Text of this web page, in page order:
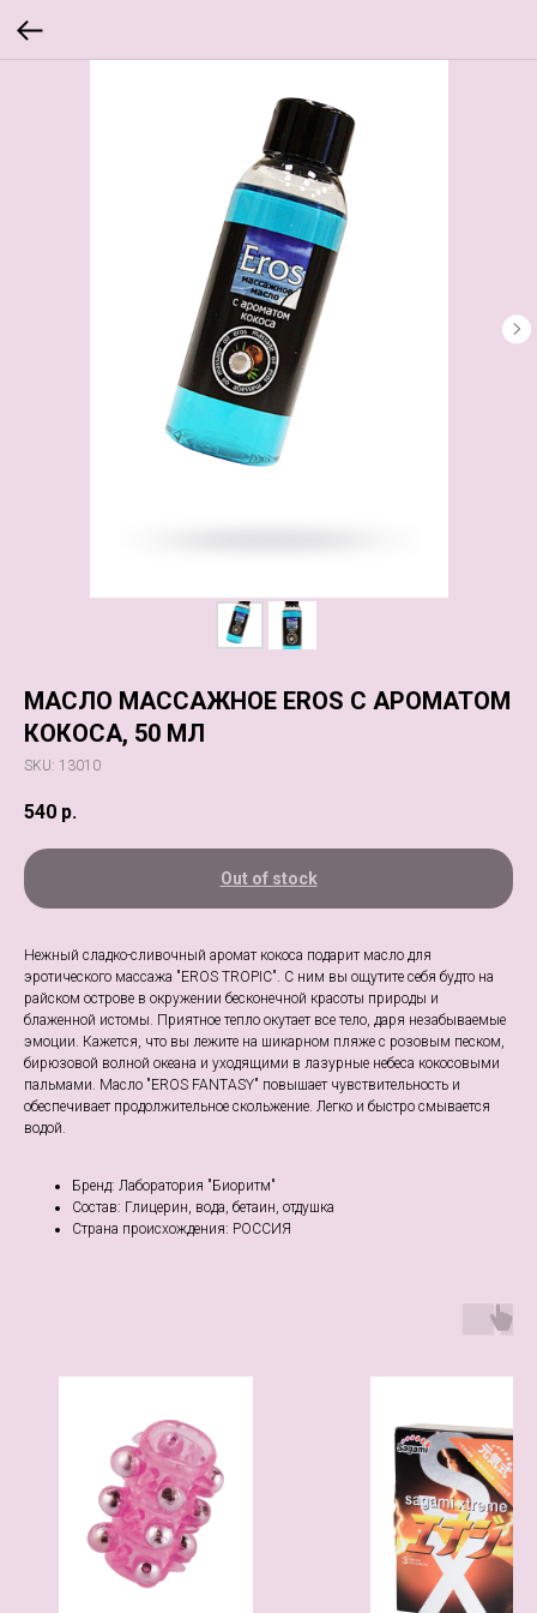
МАСЛО МАССАЖНОЕ EROS C АРОМАТОМ
КОКОСА, 50 МЛ
SKU: 13010
540 р.
Out of stock
Нежный сладко-сливочный аромат кокоса подарит масло для
эротического массажа "EROS TROPIC". С ним вы ощутите себя будто на
райском острове в окружении бесконечной красоты природы и
блаженной истомы. Приятное тепло окутает все тело, даря незабываемые
эмоции. Кажется, что вы лежите на шикарном пляже с розовым песком,
бирюзовой волной океана и уходящими в лазурные небеса кокосовыми
пальмами. Масло "EROS FANTASY" повышает чувствительность и
обеспечивает продолжительное скольжение. Легко и быстро смывается
водой.
Бренд: Лаборатория "Биоритм"
Состав: Глицерин, вода, бетаин, отдушка
Страна происхождения: РОССИЯ